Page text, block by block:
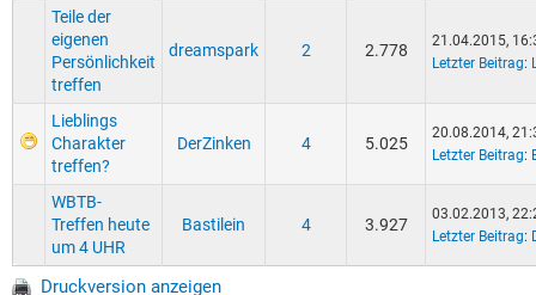
Teile der
eigenen
Persönlichkeit
treffen
dreamspark 2 2.778
21.04.2015,
Letzter Beitrag:
Lieblings
Charakter
treffen?
DerZinken 4 5.025
20.08.2014,
Letzter Beitrag:
WBTB-
Treffen heute
um 4 UHR
Bastilein 4 3.927
03.02.2013,
Letzter Beitrag:
Druckversion anzeigen